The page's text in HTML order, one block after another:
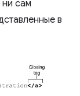
ни сам
в